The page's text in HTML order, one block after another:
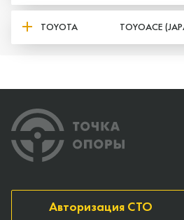
TOYOTA TOYOACE
Авторизация СТО